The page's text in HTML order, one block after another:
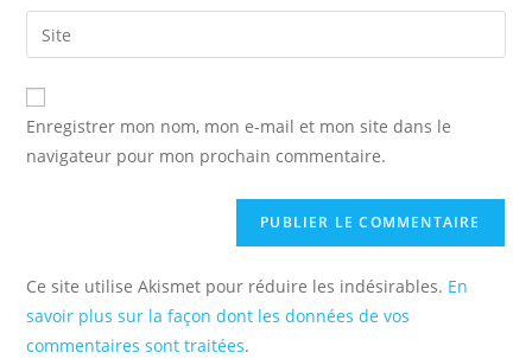
comment
email
address
comment
Saisir
l’URL
de
votre
(facultatif)
Enregistrer mon nom, mon e-mail et mon site dans le
navigateur pour mon prochain commentaire.
Ce site utilise Akismet pour réduire les indésirables. En
savoir plus sur la façon dont les données de vos
commentaires sont traitées.